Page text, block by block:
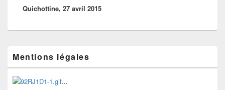
suivant :
Quichottine, 27 avril 2015
principale
de
widget
pour
Mentions légales
...